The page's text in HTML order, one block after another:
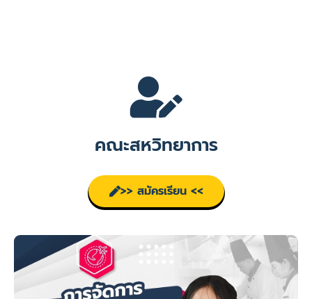
คณะสหวิทยาการ
>> สมัครเรียน <<